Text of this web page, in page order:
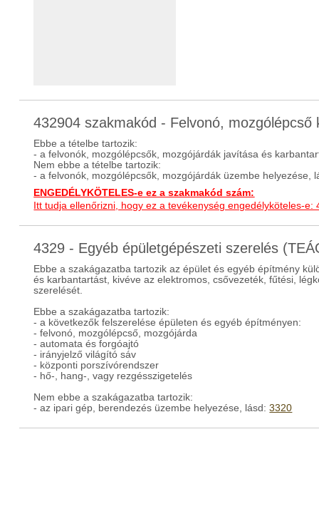
432904 szakmakód - Felvonó,
Ebbe a tételbe tartozik:
- a felvonók, mozgólépcsők, mozgójárdák javítása és
Nem ebbe a tételbe tartozik:
- a felvonók, mozgólépcsők, mozgójárdák üzembe helyezése,
ENGEDÉLYKÖTELES-e ez a szakmakód szám:
Itt tudja ellenőrizni, hogy ez a tevékenység engedélyköteles-e:
4329 - Egyéb épületgépészeti szerelés
Ebbe a szakágazatba tartozik az épület és egyéb építmény
és karbantartást, kivéve az elektromos, csővezeték, fűtési,
szerelését.
Ebbe a szakágazatba tartozik:
- a következők felszerelése épületen és egyéb építményen:
- felvonó, mozgólépcső, mozgójárda
- automata és forgóajtó
- irányjelző világító sáv
- központi porszívórendszer
- hő-, hang-, vagy rezgésszigetelés
Nem ebbe a szakágazatba tartozik:
- az ipari gép, berendezés üzembe helyezése, lásd:3320